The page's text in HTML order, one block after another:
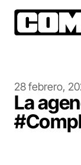
28 febrero,
La